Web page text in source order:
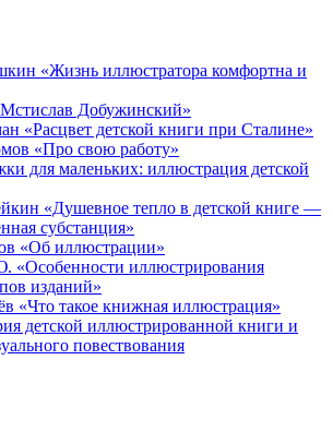
«Жизнь иллюстратора комфортна и
Добужинский»
«Расцвет детской книги при Сталине»
«Про свою работу»
для маленьких: иллюстрация детской
«Душевное тепло в детской книге —
субстанция»
«Об иллюстрации»
«Особенности иллюстрирования
изданий»
«Что такое книжная иллюстрация»
детской иллюстрированной книги и
повествования